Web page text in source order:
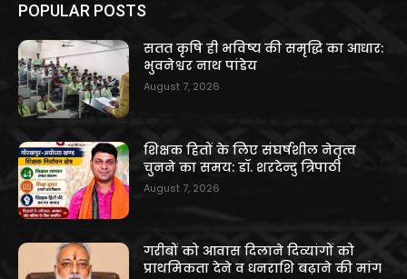
POPULAR POSTS
सतत कृषि ही भविष्य की समृद्धि का आधार:
भुवनेश्वर नाथ पांडेय
August 7, 2026
शिक्षक हितों के लिए संघर्षशील नेतृत्व
चुनने का समय: डॉ. शरदेन्दु त्रिपाठी
August 7, 2026
गरीबों को आवास दिलाने दिव्यांगों को
प्राथमिकता देने व धनराशि बढ़ाने की मांग